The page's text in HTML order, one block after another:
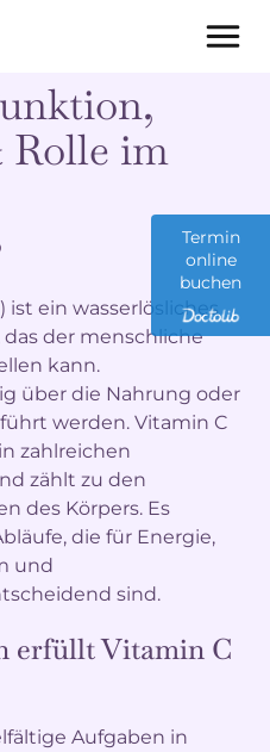
Rolle im
ist ein wasserlösliches
der menschliche
kann.
über die Nahrung oder
werden. Vitamin C
zahlreichen
zählt zu den
des Körpers. Es
die für Energie,
und
sind.
erfüllt Vitamin C
Aufgaben in
Termin
online
buchen